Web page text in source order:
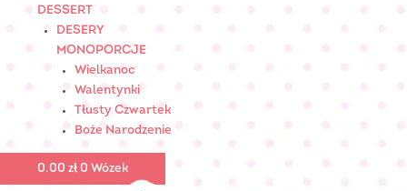
DESSERT
DESERY
MONOPORCJE
Wielkanoc
Walentynki
Tłusty Czwartek
Boże Narodzenie
0.00 zł 0 Wózek